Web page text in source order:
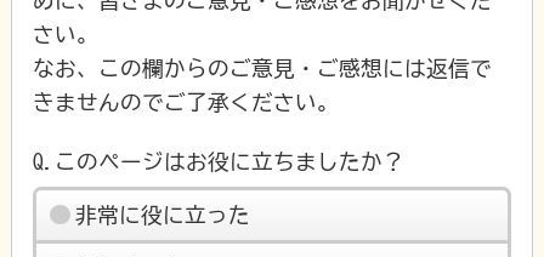
さい。
なお、この欄からのご意見・ご感想には返信で
きませんのでご了承ください。
Q.このページはお役に立ちましたか？
非常に役に立った